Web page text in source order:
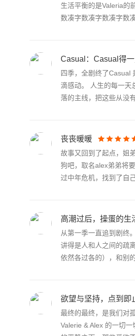
生活平衡的是Valeria的
数凑字数凑字数凑字数
Casual：Casual得
四季，全剧终了Casual
滴感动。 人生的每一天
落的主线，把这些从没
丧丧暖暖
故事又回到了起点，姐
狗吧，取名alex弟弟将
过中年危机，找到了自
高潮过后，操蛋的生
从第一季一直追到剧终
讲得是人和人之间的疏
依然各过各的），和别
欲望与坚持，点到即
最终的最终，是我们对
Valerie & Alex 的一切